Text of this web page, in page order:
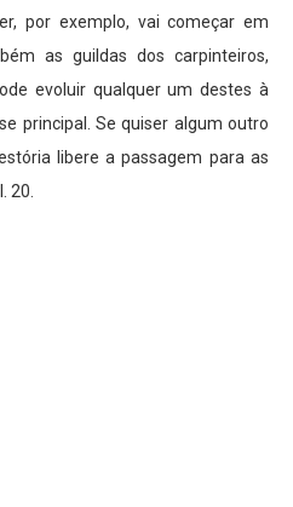
por exemplo, vai começar em
as guildas dos carpinteiros,
evoluir qualquer um destes à
principal. Se quiser algum outro
libere a passagem para as
20.